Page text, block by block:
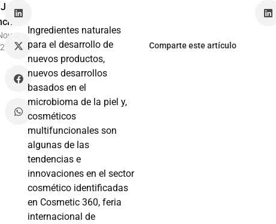
Ingredientes naturales
para el desarrollo de
nuevos productos,
nuevos desarrollos
basados en el
microbioma de la piel y,
cosméticos
multifuncionales son
algunas de las
tendencias e
innovaciones en el sector
cosmético identificadas
en Cosmetic 360, feria
internacional de
Comparte este artículo